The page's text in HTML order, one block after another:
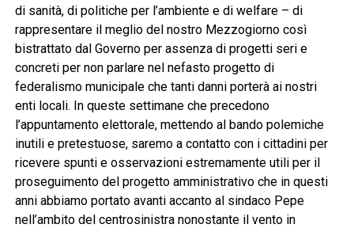
di sanità, di politiche per l’ambiente e di welfare – di
rappresentare il meglio del nostro Mezzogiorno così
bistrattato dal Governo per assenza di progetti seri e
concreti per non parlare nel nefasto progetto di
federalismo municipale che tanti danni porterà ai nostri
enti locali. In queste settimane che precedono
l’appuntamento elettorale, mettendo al bando polemiche
inutili e pretestuose, saremo a contatto con i cittadini per
ricevere spunti e osservazioni estremamente utili per il
proseguimento del progetto amministrativo che in questi
anni abbiamo portato avanti accanto al sindaco Pepe
nell’ambito del centrosinistra nonostante il vento in